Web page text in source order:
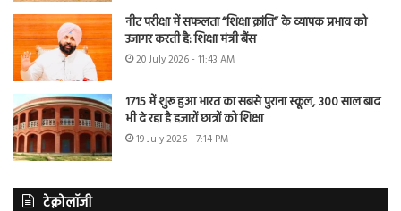
नीट परीक्षा में सफलता “शिक्षा क्रांति” के व्यापक प्रभाव को
उजागर करती है: शिक्षा मंत्री बैंस
20 July 2026 - 11:43 AM
1715 में शुरू हुआ भारत का सबसे पुराना स्कूल, 300 साल बाद
भी दे रहा है हजारों छात्रों को शिक्षा
19 July 2026 - 7:14 PM
टेक्नोलॉजी